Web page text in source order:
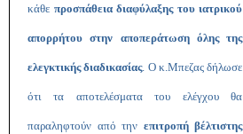
κάθε προσπάθεια διαφύλαξης του ιατρικού
απορρήτου στην αποπεράτωση όλης της
ελεγκτικής διαδικασίας. Ο κ.Μπεζας δήλωσε
ότι τα αποτελέσματα του ελέγχου θα
παραληφτούν από την επιτροπή βέλτιστης